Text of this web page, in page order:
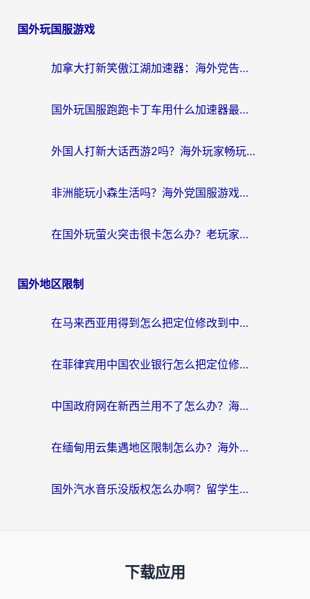
国外玩国服游戏
加拿大打新笑傲江湖加速器：海外党告别延迟卡顿的实用指南
国外玩国服跑跑卡丁车用什么加速器最好？2026真实玩家亲测避坑指南
外国人打新大话西游2吗？海外玩家畅玩国服游戏的终极加速器指南
非洲能玩小森生活吗？海外党国服游戏加速器终极指南（附阿根廷CF手游帕斯卡契约解决方案）
在国外玩萤火突击很卡怎么办？老玩家亲测有效的加速器选择指南
国外地区限制
在马来西亚用得到怎么把定位修改到中国国内？留学生亲测有效的追剧看片攻略
在菲律宾用中国农业银行怎么把定位修改到中国国内？海外华人必看的数字生活解决方案
中国政府网在新西兰用不了怎么办？海外华人追剧看新闻的实用指南
在缅甸用云集遇地区限制怎么办？海外党亲测有效解决方案来了！
国外汽水音乐没版权怎么办啊？留学生亲测有效的回国加速攻略
下载应用